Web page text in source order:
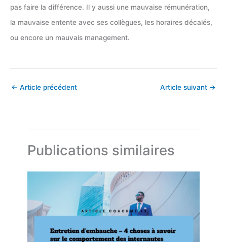
pas faire la différence. Il y aussi une mauvaise rémunération,
la mauvaise entente avec ses collègues, les horaires décalés,
ou encore un mauvais management.
← Article précédent Article suivant →
Publications similaires